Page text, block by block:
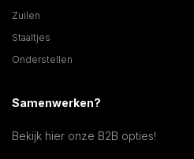
Zuilen
Staaltjes
Onderstellen
Samenwerken?
Bekijk hier onze B2B opties!